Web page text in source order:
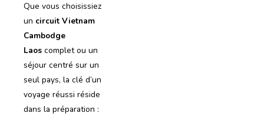
Que vous choisissiez
un circuit Vietnam
Cambodge
Laos complet ou un
séjour centré sur un
seul pays, la clé d’un
voyage réussi réside
dans la préparation :